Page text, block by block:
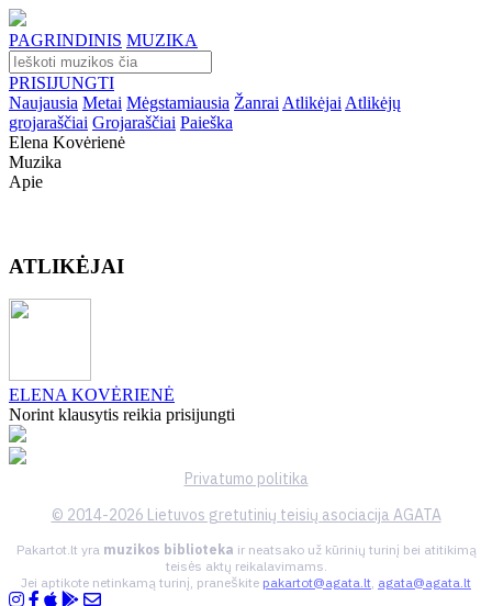
PAGRINDINIS MUZIKA
PRISIJUNGTI
Naujausia Metai Mėgstamiausia Žanrai Atlikėjai Atlikėjų
grojaraščiai Grojaraščiai Paieška
Elena Kovėrienė
Muzika
Apie
ATLIKĖJAI
ELENA KOVĖRIENĖ
Norint klausytis reikia prisijungti
Privatumo politika
© 2014-2026 Lietuvos gretutinių teisių asociacija AGATA
Pakartot.lt yra muzikos biblioteka ir neatsako už kūrinių turinį bei atitikimą
teisės aktų reikalavimams.
Jei aptikote netinkamą turinį, praneškite pakartot@agata.lt, agata@agata.lt